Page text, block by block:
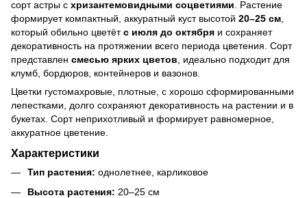
сорт астры с хризантемовидными соцветиями . Растение
формирует компактный, аккуратный куст высотой 20–25 см
который обильно цветётс июля до октября и сохраняет
декоративность на протяжении всего периода цветения. Сорт
представлен смесью ярких цветов , идеально подходит для
клумб, бордюров, контейнеров и вазонов.
Цветки густомахровые, плотные, с хорошо сформированными
лепестками, долго сохраняют декоративность на растении и в
букетах. Сорт неприхотливый и формирует равномерное,
аккуратное цветение.
Характеристики
Тип растения: однолетнее, карликовое
Высота растения: 20–25 см